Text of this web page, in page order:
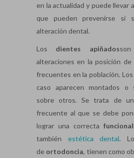
en la actualidad y puede llevar
que pueden prevenirse si
alteración dental.
Los dientes apiñados
alteraciones en la posición
frecuentes en la población.
caso aparecen montados o
sobre otros. Se trata de un
frecuente al que se debe
lograr una correcta
también estética dental.
de ortodoncia, tienen como